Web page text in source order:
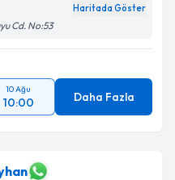
Haritada Göster
Cd. No:53
10 Ağu
10:00 Daha Fazla